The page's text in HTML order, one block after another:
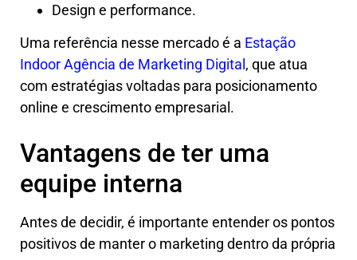
Design e performance.
Uma referência nesse mercado é a Estação
Indoor Agência de Marketing Digital, que atua
com estratégias voltadas para posicionamento
online e crescimento empresarial.
Vantagens de ter uma
equipe interna
Antes de decidir, é importante entender os pontos
positivos de manter o marketing dentro da própria